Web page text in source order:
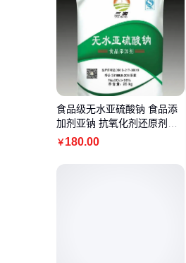
食品级无水亚硫酸钠 食品添
加剂亚钠 抗氧化剂还原剂漂
白剂 一袋起批
￥180.00